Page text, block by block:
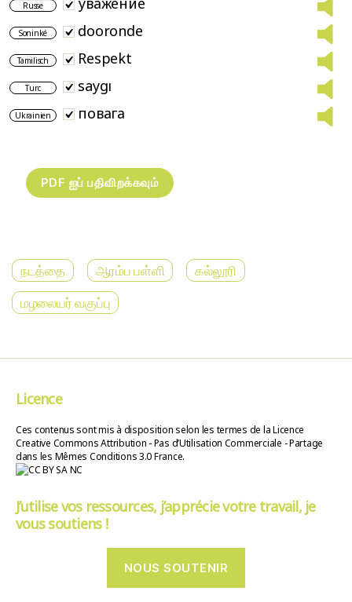
Russe
Soninké dooronde
Tamilisch Respekt
Turc saygı
Ukrainien повага
நடத்தை ஆரம்ப பள்ளி
கல்லூரி
மழலையர் வகுப்பு
Licence
Ces contenus sont mis à disposition selon les termes de la Licence
Creative Commons Attribution - Pas d’Utilisation Commerciale - Partage
dans les Mêmes Conditions 3.0 France.
J’utilise vos ressources, j’apprécie votre travail, je
vous soutiens !
NOUS SOUTENIR